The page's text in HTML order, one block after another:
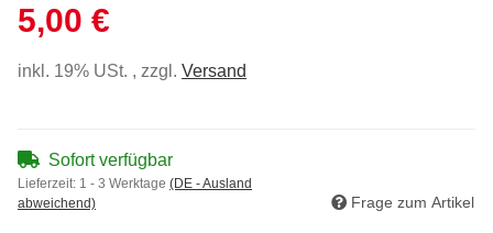
5,00 €
inkl. 19% USt. , zzgl. Versand
Sofort verfügbar
Lieferzeit: 1 - 3 Werktage (DE - Ausland
abweichend)
Frage zum Artikel